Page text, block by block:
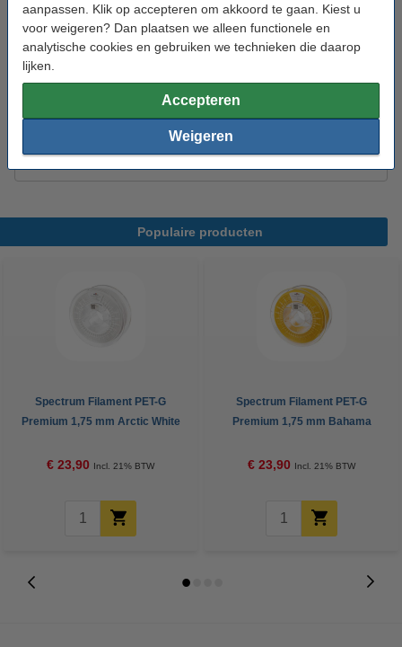
aanpassen. Klik op accepteren om akkoord te gaan. Kiest u
voor weigeren? Dan plaatsen we alleen functionele en
analytische cookies en gebruiken we technieken die daarop
lijken.
Accepteren
Weigeren
Direct meebestellen
€ 9,50
3DLAC hechtspray (400 ml)
Populaire producten
Spectrum Filament PET-G
Premium 1,75 mm Arctic White
€ 23,90 Incl. 21% BTW
Spectrum Filament PET-G
Premium 1,75 mm Bahama
€ 23,90 Incl. 21% BTW